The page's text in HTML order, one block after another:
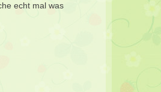
echt mal was